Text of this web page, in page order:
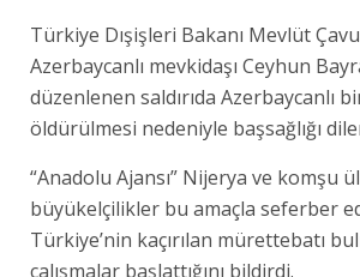
Türkiye Dışişleri Bakanı Mevlüt
Azerbaycanlı mevkidaşı Ceyhun
düzenlenen saldırıda Azerbaycanlı
öldürülmesi nedeniyle başsağlığı
“Anadolu Ajansı” Nijerya ve komşu
büyükelçilikler bu amaçla seferber
Türkiye’nin kaçırılan mürettebatı
çalışmalar başlattığını bildirdi.